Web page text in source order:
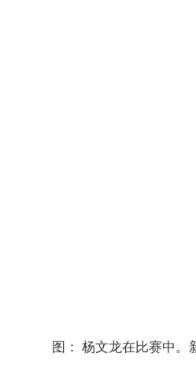
图： 杨文龙在比赛中。